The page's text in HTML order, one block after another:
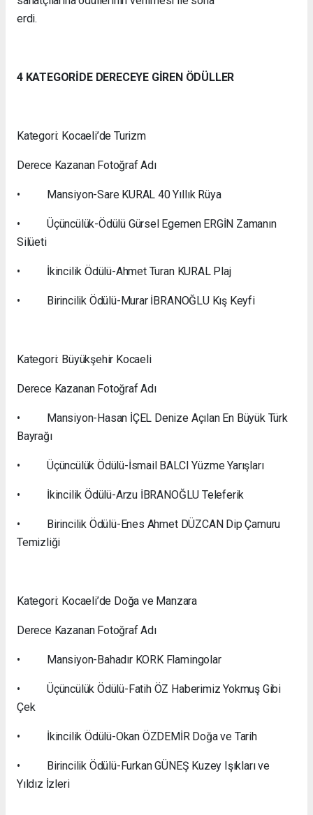
erdi.
4 KATEGORİDE DERECEYE GİREN ÖDÜLLER
Kategori: Kocaeli’de Turizm
Derece Kazanan Fotoğraf Adı
• Mansiyon-Sare KURAL 40 Yıllık Rüya
• Üçüncülük-Ödülü Gürsel Egemen ERGİN Zamanın
Silüeti
• İkincilik Ödülü-Ahmet Turan KURAL Plaj
• Birincilik Ödülü-Murar İBRANOĞLU Kış Keyfi
Kategori: Büyükşehir Kocaeli
Derece Kazanan Fotoğraf Adı
• Mansiyon-Hasan İÇEL Denize Açılan En Büyük Türk
Bayrağı
• Üçüncülük Ödülü-İsmail BALCI Yüzme Yarışları
• İkincilik Ödülü-Arzu İBRANOĞLU Teleferik
• Birincilik Ödülü-Enes Ahmet DÜZCAN Dip Çamuru
Temizliği
Kategori: Kocaeli’de Doğa ve Manzara
Derece Kazanan Fotoğraf Adı
• Mansiyon-Bahadır KORK Flamingolar
• Üçüncülük Ödülü-Fatih ÖZ Haberimiz Yokmuş Gibi
Çek
• İkincilik Ödülü-Okan ÖZDEMİR Doğa ve Tarih
• Birincilik Ödülü-Furkan GÜNEŞ Kuzey Işıkları ve
Yıldız İzleri